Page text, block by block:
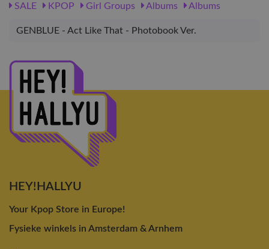
SALE
KPOP Girl Groups Albums Albums
GENBLUE - Act Like That - Photobook Ver.
HEY!HALLYU
Your Kpop Store in Europe!
Fysieke winkels in Amsterdam & Arnhem